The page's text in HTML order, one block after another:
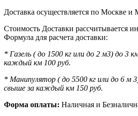
Доставка осуществляется по Москве и
Стоимость Доставки рассчитывается
Формула для расчета доставки:
* Газель ( до 1500 кг или до 2 м3) до 3
каждый км 100 руб.
* Манипулятор ( до 5500 кг или до 6 м
свыше за каждый км 150 руб.
Форма оплаты: Наличная и